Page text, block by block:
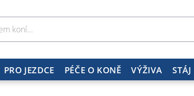
PRO JEZDCE PÉČE O KONĚ VÝŽIVA STÁJ